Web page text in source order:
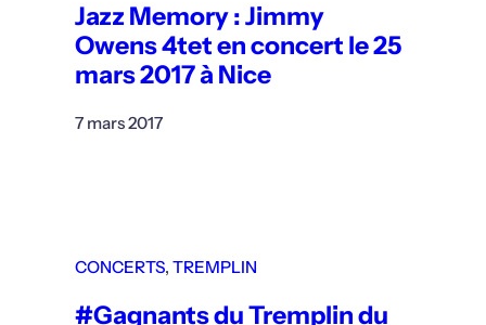
Jazz Memory : Jimmy
Owens 4tet en concert le 25
mars 2017 à Nice
7 mars 2017
CONCERTS, TREMPLIN
#Gagnants du Tremplin du